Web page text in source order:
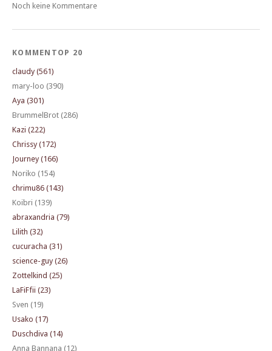
Noch keine Kommentare
KOMMENTOP 20
claudy (561)
mary-loo (390)
Aya (301)
BrummelBrot (286)
Kazi (222)
Chrissy (172)
Journey (166)
Noriko (154)
chrimu86 (143)
Koibri (139)
abraxandria (79)
Lilith (32)
cucuracha (31)
science-guy (26)
Zottelkind (25)
LaFiFfii (23)
Sven (19)
Usako (17)
Duschdiva (14)
Anna Bannana (12)